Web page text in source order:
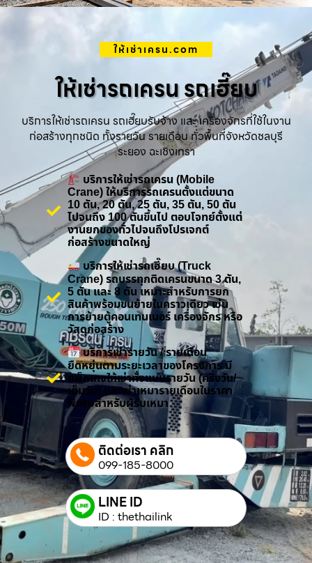
ให้เช่าเครน.com
ให้เช่ารถเครน รถเฮี๊ยบ
บริการให้เช่ารถเครน รถเฮี๊ยบรับจ้าง และ เครื่องจักรที่ใช้ในงาน
ก่อสร้างทุกชนิด ทั้งรายวัน รายเดือน ทั่วพื้นที่จังหวัดชลบุรี
ระยอง ฉะเชิงเทรา
บริการให้เช่ารถเครน (Mobile
Crane) ให้บริการรถเครนตั้งแต่ขนาด
10 ตัน, 20 ตัน, 25 ตัน, 35 ตัน, 50 ตัน
ไปจนถึง 100 ตันขึ้นไป ตอบโจทย์ตั้งแต่
งานยกของทั่วไปจนถึงโปรเจกต์
ก่อสร้างขนาดใหญ่
บริการให้เช่ารถเฮี๊ยบ (Truck
Crane) รถบรรทุกติดเครนขนาด 3 ตัน,
5 ตัน และ 8 ตัน เหมาะสำหรับการยก
สินค้าพร้อมขนย้ายในคราวเดียว เช่น
การย้ายตู้คอนเทนเนอร์ เครื่องจักร หรือ
วัสดุก่อสร้าง
บริการเช่ารายวัน / รายเดือน
ยืดหยุ่นตามระยะเวลาของโครงการ มี
แพ็กเกจให้เช่าทั้งแบบรายวัน (ครึ่งวัน/
เต็มวัน) และเช่าเหมารายเดือนในราคา
พิเศษสำหรับผู้รับเหมา
ติดต่อเรา คลิก
099-185-8000
LINE ID
ID : thethailink